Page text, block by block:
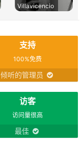
Villavicencio
支持
100%免费
倾听的管理员
访客
访问量很高
最佳